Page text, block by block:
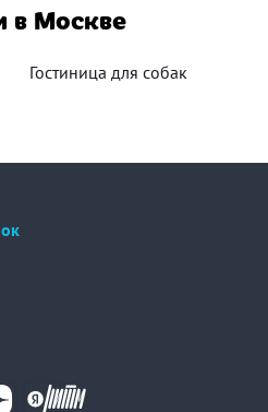
в Москве
Гостиница для собак